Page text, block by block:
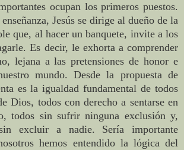
ocupan los primeros puestos.
Jesús se dirige al dueño de la
que, al hacer un banquete, invite a los
Es decir, le exhorta a comprender
lejana a las pretensiones de honor e
mundo. Desde la propuesta de
es la igualdad fundamental de todos
Dios, todos con derecho a sentarse en
todos sin sufrir ninguna exclusión y,
excluir a nadie. Sería importante
hemos entendido la lógica del